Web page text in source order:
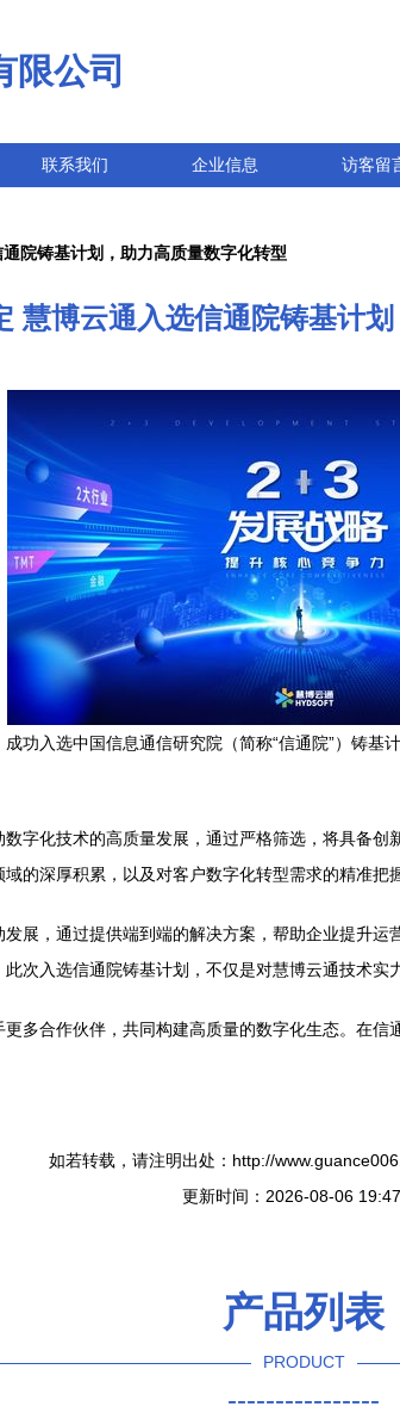
限公司
联系我们 企业信息 访客留
院铸基计划，助力高质量数字化转型
慧博云通入选信通院铸基计
功入选中国信息通信研究院（简称“信通院”）铸
字化技术的高质量发展，通过严格筛选，将具备
的深厚积累，以及对客户数字化转型需求的精准把握
展，通过提供端到端的解决方案，帮助企业提升
次入选信通院铸基计划，不仅是对慧博云通技术实
多合作伙伴，共同构建高质量的数字化生态。在
如若转载，请注明出处：http://
更新时间：2026-08-06
产品列表
PRODUCT
----------------